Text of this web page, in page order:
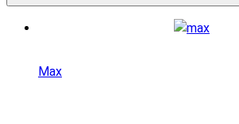
Max